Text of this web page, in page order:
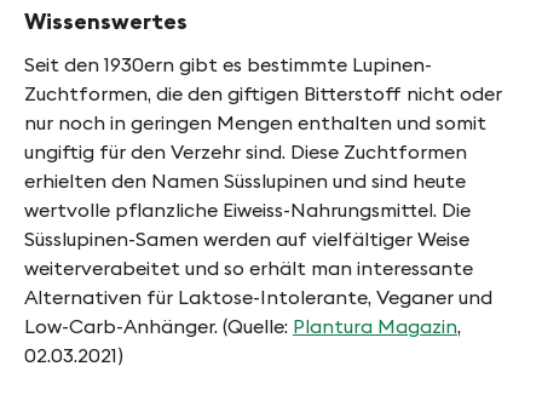
Wissenswertes
Seit den 1930ern gibt es bestimmte Lupinen-
Zuchtformen, die den giftigen Bitterstoff nicht oder
nur noch in geringen Mengen enthalten und somit
ungiftig für den Verzehr sind. Diese Zuchtformen
erhielten den Namen Süsslupinen und sind heute
wertvolle pflanzliche Eiweiss-Nahrungsmittel. Die
Süsslupinen-Samen werden auf vielfältiger Weise
weiterverabeitet und so erhält man interessante
Alternativen für Laktose-Intolerante, Veganer und
Low-Carb-Anhänger. (Quelle: Plantura Magazin,
02.03.2021)